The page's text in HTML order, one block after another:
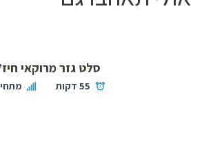
סלט גזר מרוקאי
55 דקות